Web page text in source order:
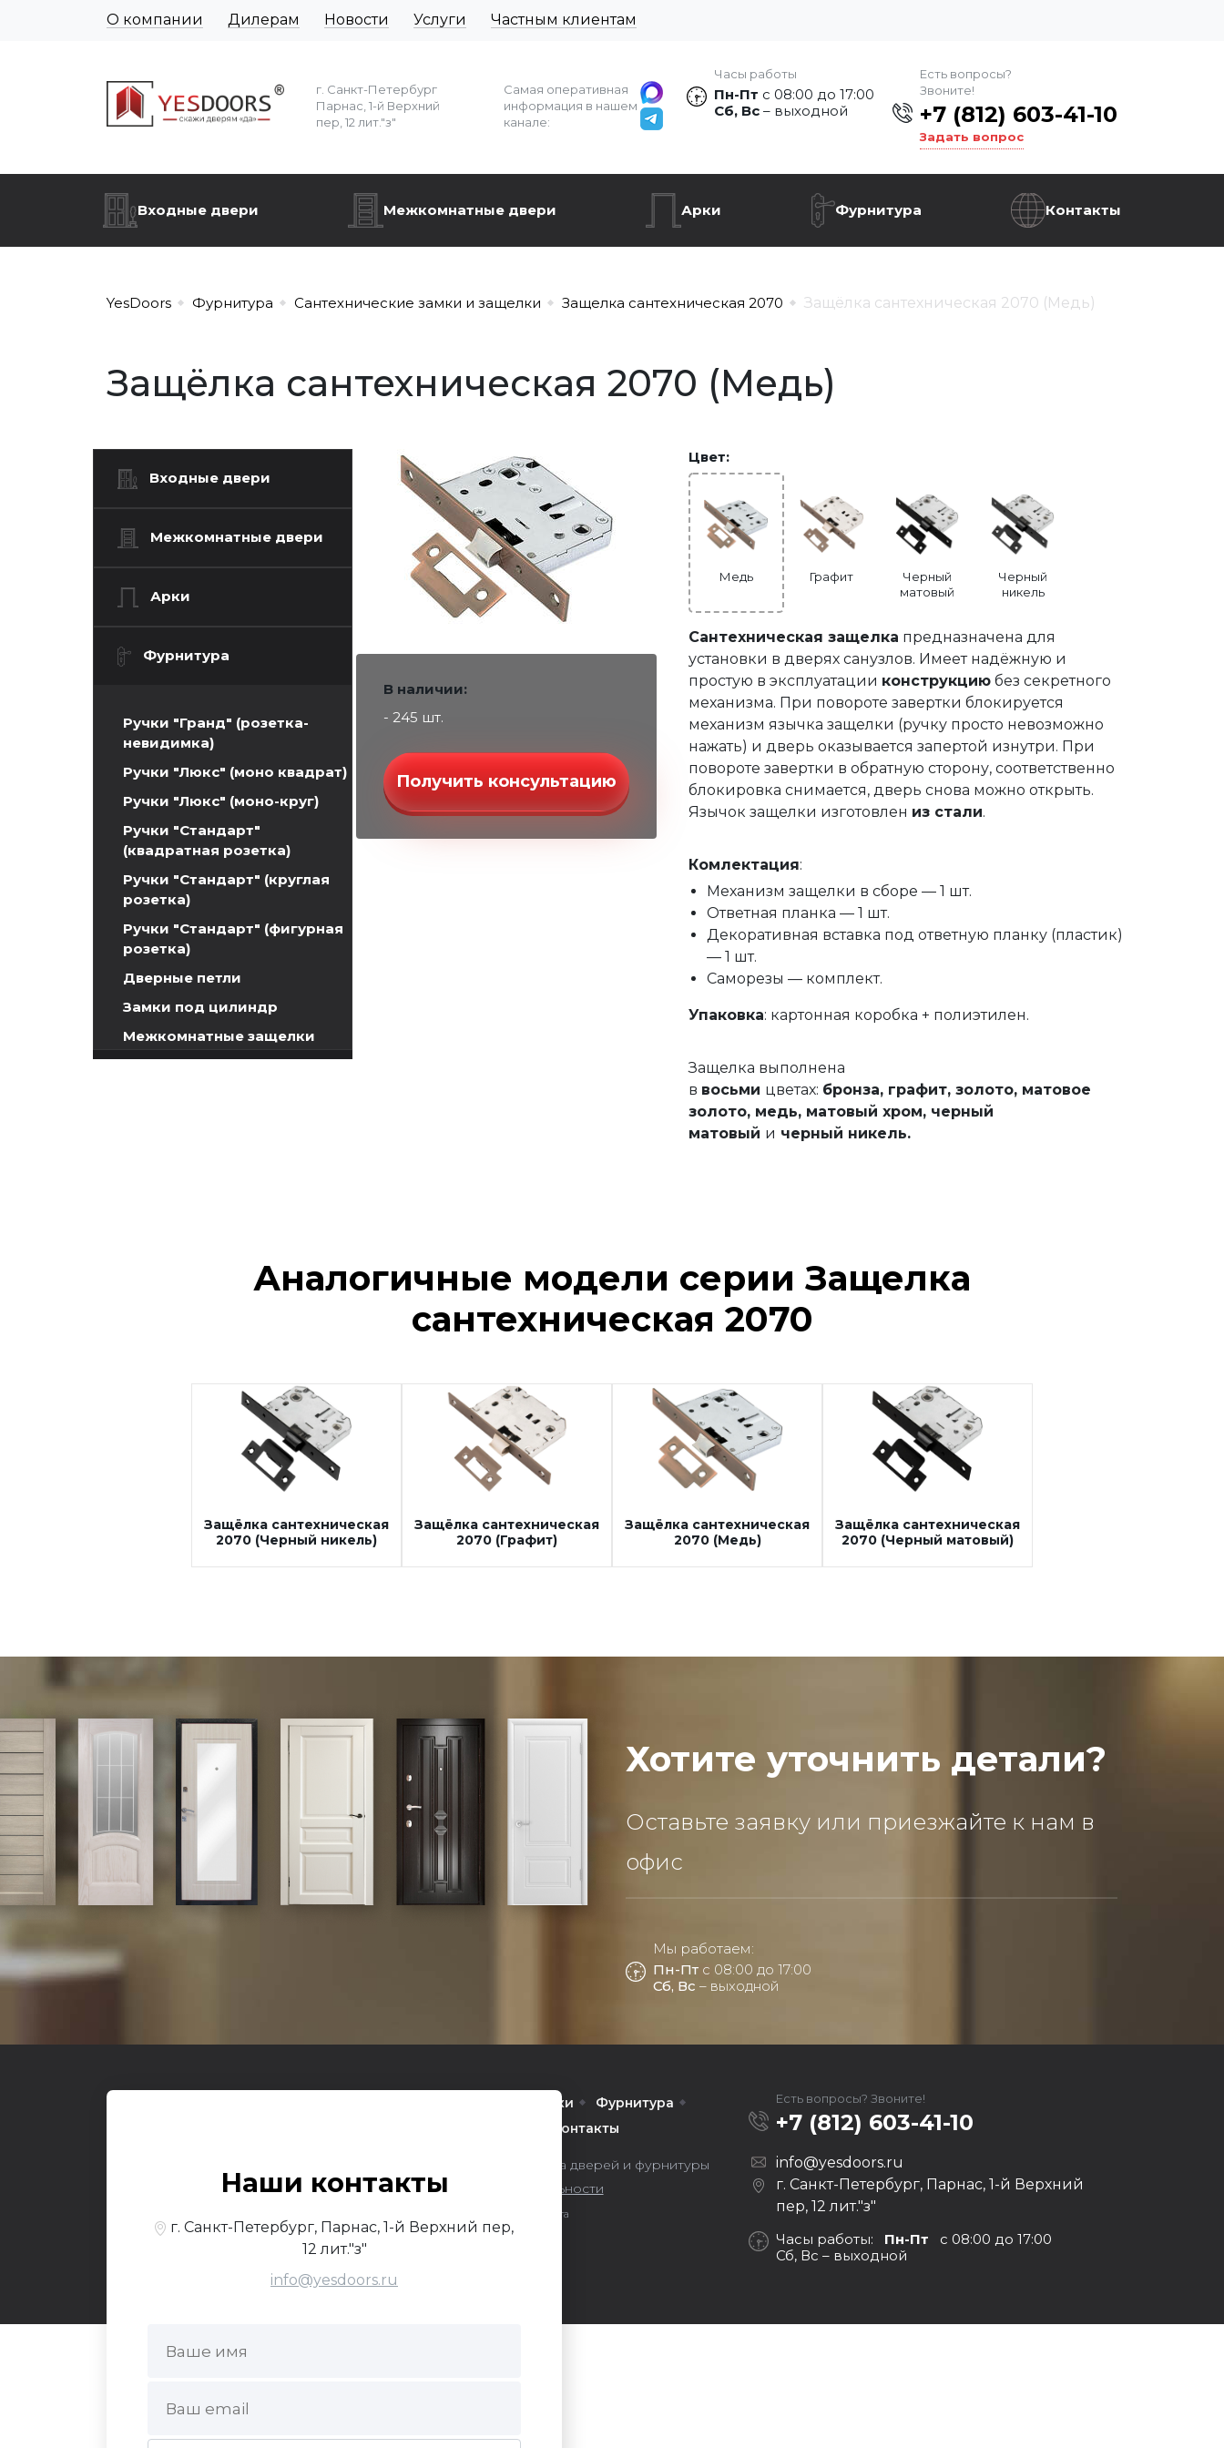
О компании Дилерам Новости Услуги Частным клиентам
г. Санкт-Петербург
Парнас, 1-й Верхний
пер, 12 лит."з"
Самая оперативная
информация в нашем
канале:
Часы работы
Пн-Пт с 08:00 до 17:00
Сб, Вс – выходной
Есть вопросы?
Звоните!
+7 (812) 603-41-10
Задать вопрос
Входные двери Межкомнатные двери Арки Фурнитура Контакты
YesDoors Фурнитура Сантехнические замки и защелки Защелка сантехническая 2070 Защёлка сантехническая 2070 (Медь)
Защёлка сантехническая 2070 (Медь)
Входные двери
Межкомнатные двери
Арки
Фурнитура
Ручки "Гранд" (розетка-
невидимка)
Ручки "Люкс" (моно квадрат)
Ручки "Люкс" (моно-круг)
Ручки "Стандарт"
(квадратная розетка)
Ручки "Стандарт" (круглая
розетка)
Ручки "Стандарт" (фигурная
розетка)
Дверные петли
Замки под цилиндр
Межкомнатные защелки
Сантехнические замки и
Защелка сантехническая
Защелка сантехническая
Защелка сантехническая
Сантехнические завертки
Накладки под цилиндр
Фурнитура для финских
Механизмы для раздвижных
и складных дверей
В наличии:
- 245 шт.
Получить консультацию
Цвет:
Графит
Медь
Черный
матовый
Черный
никель
Сантехническая защелка предназначена для
установки в дверях санузлов. Имеет надёжную и
простую в эксплуатации конструкциюбез секретного
механизма. При повороте завертки блокируется
механизм язычка защелки (ручку просто невозможно
нажать) и дверь оказывается запертой изнутри. При
повороте завертки в обратную сторону, соответственно
блокировка снимается, дверь снова можно открыть.
Язычок защелки изготовлен из стали.
Комлектация:
Механизм защелки в сборе — 1 шт.
Ответная планка — 1 шт.
Декоративная вставка под ответную планку (пластик)
— 1 шт.
Саморезы — комплект.
Упаковка: картонная коробка + полиэтилен.
Защелка выполнена
в восьми цветах: бронза, графит, золото, матовое
золото, медь,матовый хром, черный
матовый и черный никель.
Аналогичные модели серии Защелка
сантехническая 2070
Защёлка сантехническая
2070 (Черный никель)
Защёлка сантехническая
2070 (Графит)
Защёлка сантехническая
2070 (Медь)
Защёлка сантехническая
2070 (Черный матовый)
Хотите уточнить детали?
Оставьте заявку или приезжайте к нам в
офис
Мы работаем:
Пн-Пт с 08:00 до 17:00
Сб, Вс – выходной
Наши контакты
г. Санкт-Петербург, Парнас, 1-й Верхний пер,
12 лит."з"
info@yesdoors.ru
Арки
Фурнитура
Контакты
Yesdoors — оптовая продажа дверей и фурнитуры
Политика конфиденциальности
Продвижение сайта
Darvin Studio
Есть вопросы? Звоните!
+7 (812) 603-41-10
info@yesdoors.ru
г. Санкт-Петербург, Парнас, 1-й Верхний
пер, 12 лит."з"
Часы работы: Пн-Пт с 08:00 до 17:00
Сб, Вс – выходной